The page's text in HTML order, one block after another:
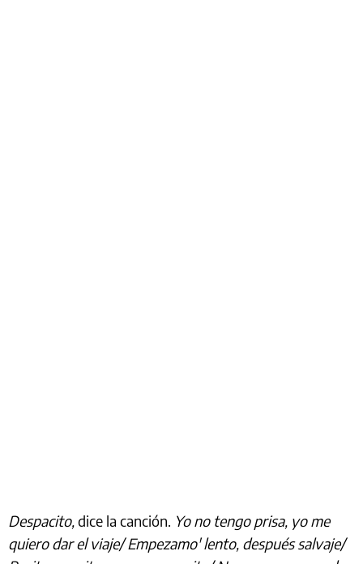
Despacito,dice la canción. Yo no tengo prisa, yo me
quiero dar el viaje/ Empezamo' lento, después salvaje/